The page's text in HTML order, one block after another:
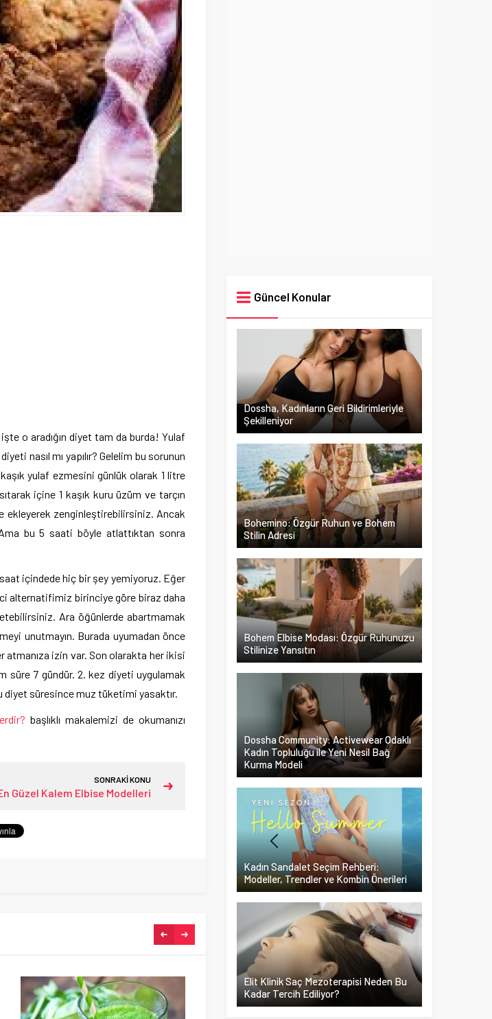
o aradığın diyet tam da burda! Yulaf
nasıl mı yapılır? Gelelim bu sorunun
yulaf ezmesini günlük olarak 1 litre
içine 1 kaşık kuru üzüm ve tarçın
ekleyerek zenginleştirebilirsiniz. Ancak
bu 5 saati böyle atlattıktan sonra
içindede hiç bir şey yemiyoruz. Eğer
alternatifimiz birinciye göre biraz daha
Ara öğünlerde abartmamak
unutmayın. Burada uyumadan önce
atmanıza izin var. Son olarakta her ikisi
7 gündür. 2. kez diyeti uygulamak
diyet süresince muz tüketimi yasaktır.
başlıklı makalemizi de okumanızı
SONRAKİ KONU
Güzel Kalem Elbise Modelleri
Güncel Konular
Dossha, Kadınların Geri Bildirimleriyle
Şekilleniyor
Bohemino: Özgür Ruhun ve Bohem
Stilin Adresi
Bohem Elbise Modası: Özgür Ruhunuzu
Stilinize Yansıtın
Dossha Community: Activewear Odaklı
Kadın Topluluğu ile Yeni Nesil Bağ
Kurma Modeli
Kadın Sandalet Seçim Rehberi:
Modeller, Trendler ve Kombin Önerileri
Elit Klinik Saç Mezoterapisi Neden Bu
Kadar Tercih Ediliyor?